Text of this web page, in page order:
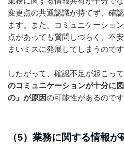
変更点の共通認識が持てず、確
ます。また、コミュニケーショ
点があっても質問しづらく、不
まいミスに発展してしまうのです
したがって、確認不足が起こっ
のコミュニケーションが十分に
の」が原因の可能性があるのです
（5）業務に関する情報